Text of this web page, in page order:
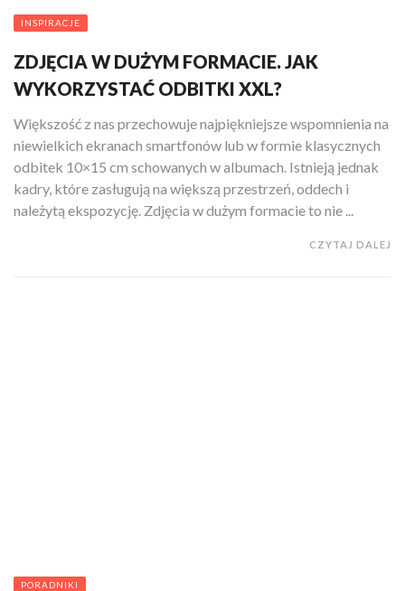
INSPIRACJE
ZDJĘCIA W DUŻYM FORMACIE. JAK
WYKORZYSTAĆ ODBITKI XXL?
Większość z nas przechowuje najpiękniejsze wspomnienia na
niewielkich ekranach smartfonów lub w formie klasycznych
odbitek 10×15 cm schowanych w albumach. Istnieją jednak
kadry, które zasługują na większą przestrzeń, oddech i
należytą ekspozycję. Zdjęcia w dużym formacie to nie ...
CZYTAJ DALEJ
PORADNIKI